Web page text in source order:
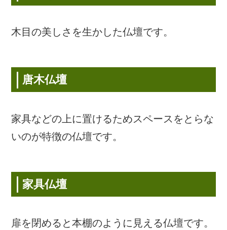
木目の美しさを生かした仏壇です。
唐木仏壇
家具などの上に置けるためスペースをとらな
いのが特徴の仏壇です。
家具仏壇
扉を閉めると本棚のように見える仏壇です。